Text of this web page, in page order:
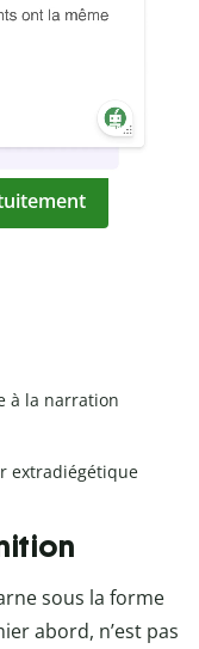
à la narration
extradiégétique
sous la forme
abord, n’est pas